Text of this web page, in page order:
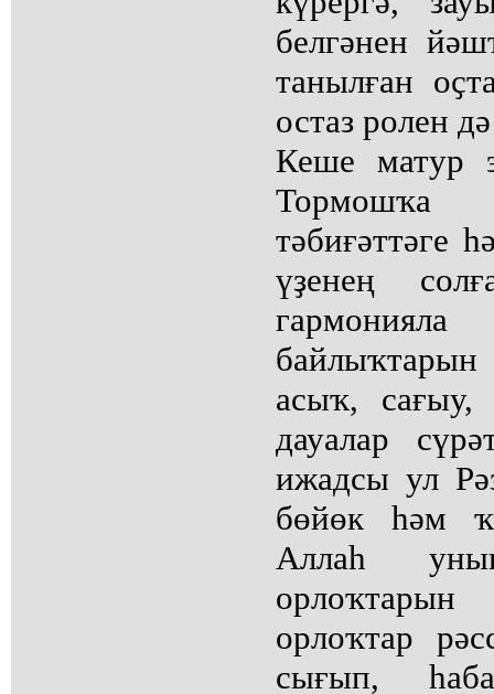
белгәнен
танылған
остаз ролен
Кеше матур
тәбиғәттәге
үҙенең
асыҡ, сағыу,
дауалар
ижадсы ул
бөйөк һәм
Аллаһ
орлоҡтар
сығып,